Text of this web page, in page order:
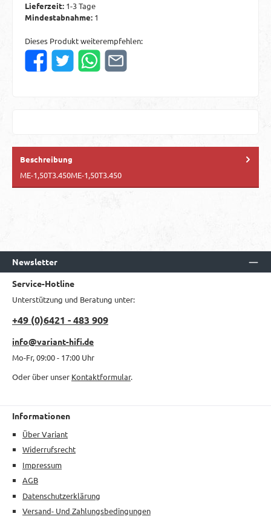
Lieferzeit: 1-3 Tage
Mindestabnahme: 1
Dieses Produkt weiterempfehlen:
Beschreibung
ME-1,50T3.450ME-1,50T3.450
Newsletter
Service-Hotline
Unterstützung und Beratung unter:
+49 (0)6421 - 483 909
info@variant-hifi.de
Mo-Fr, 09:00 - 17:00 Uhr
Oder über unser Kontaktformular.
Informationen
Über Variant
Widerrufsrecht
Impressum
AGB
Datenschutzerklärung
Versand- Und Zahlungsbedingungen